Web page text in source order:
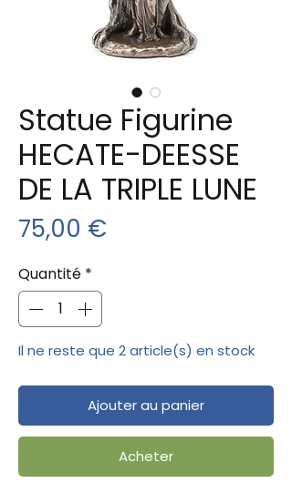
Statue Figurine
HECATE-DEESSE
DE LA TRIPLE LUNE
75,00 €
Quantité *
Il ne reste que 2 article(s) en stock
Ajouter au panier
Acheter